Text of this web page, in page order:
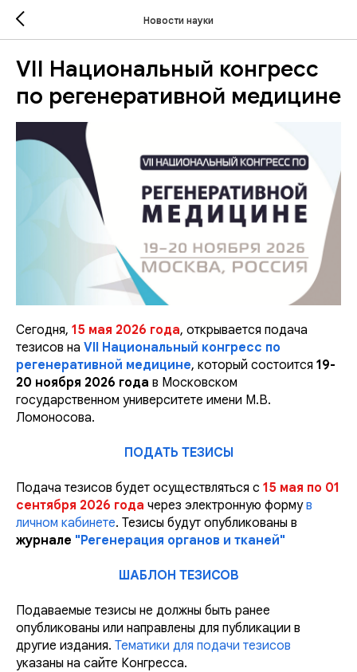
Новости науки
VII Национальный конгресс
по регенеративной медицине
Сегодня, 15 мая 2026 года, открывается подача
тезисов на VII Национальный конгресс по
регенеративной медицине, который состоится 19-
20 ноября 2026 года в Московском
государственном университете имени М.В.
Ломоносова.
ПОДАТЬ ТЕЗИСЫ
Подача тезисов будет осуществляться с 15 мая по 01
сентября 2026 года через электронную формув
личном кабинете. Тезисы будут опубликованы в
журнале "Регенерация органов и тканей"
ШАБЛОН ТЕЗИСОВ
Подаваемые тезисы не должны быть ранее
опубликованы или направлены для публикации в
другие издания. Тематики для подачи тезисов
указаны на сайте Конгресса.